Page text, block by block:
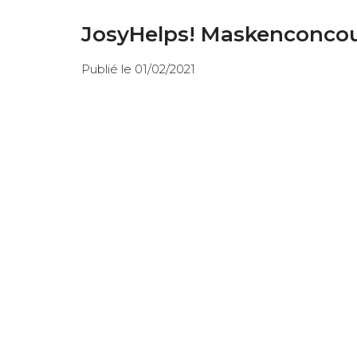
JosyHelps!
Publié le 01/02/2021